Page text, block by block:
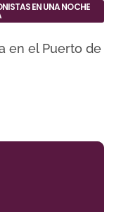
EN UNA NOCHE